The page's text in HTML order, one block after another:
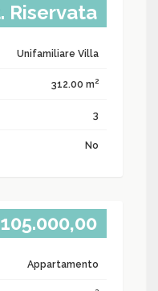
Riservata
Unifamiliare Villa
312.00 m2
3
No
Appartamento